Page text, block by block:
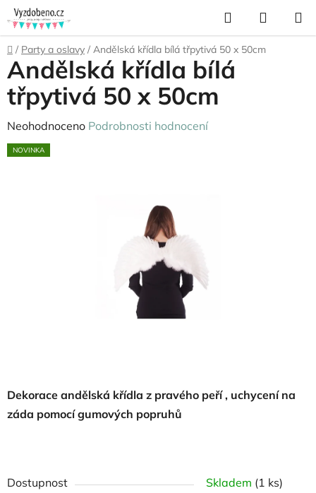
Přejít
na
obsah
Hledat
KOŠÍK
Domů
/ Party a oslavy / Andělská křídla bílá třpytivá 50 x 50cm
Dekorace andělská křídla z pravého peří , uchycení na
záda pomocí gumových popruhů
Dostupnost Skladem (1 ks)
Andělská křídla bílá
třpytivá 50 x 50cm
Průměrné
hodnocení
Neohodnoceno Podrobnosti hodnocení
NOVINKA